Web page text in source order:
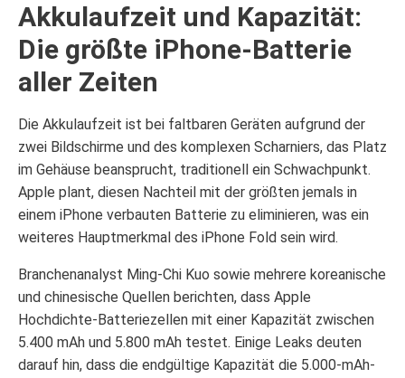
Akkulaufzeit und Kapazität:
Die größte iPhone-Batterie
aller Zeiten
Die Akkulaufzeit ist bei faltbaren Geräten aufgrund der
zwei Bildschirme und des komplexen Scharniers, das Platz
im Gehäuse beansprucht, traditionell ein Schwachpunkt.
Apple plant, diesen Nachteil mit der größten jemals in
einem iPhone verbauten Batterie zu eliminieren, was ein
weiteres Hauptmerkmal des iPhone Fold sein wird.
Branchenanalyst Ming-Chi Kuo sowie mehrere koreanische
und chinesische Quellen berichten, dass Apple
Hochdichte-Batteriezellen mit einer Kapazität zwischen
5.400 mAh und 5.800 mAh testet. Einige Leaks deuten
darauf hin, dass die endgültige Kapazität die 5.000-mAh-